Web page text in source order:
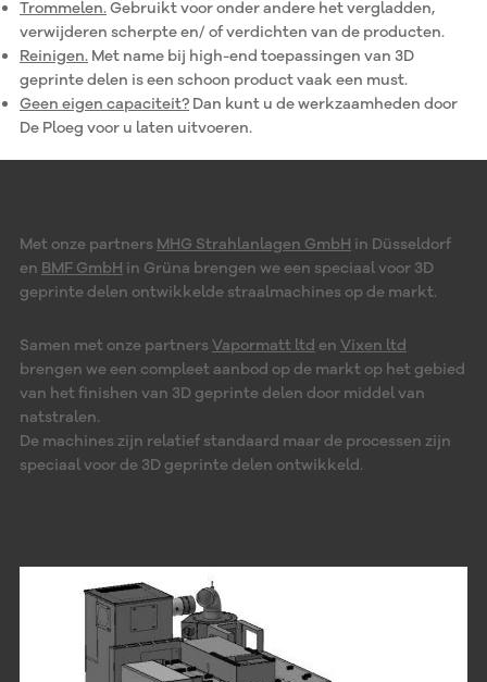
Trommelen.Gebruikt voor onder andere het vergladden,
verwijderen scherpte en/ of verdichten van de producten.
Reinigen. Met name bij high-end toepassingen van 3D
geprinte delen is een schoon product vaak een must.
Geen eigen capaciteit? Dan kunt u de werkzaamheden door
De Ploeg voor u laten uitvoeren.
Met onze partners MHG Strahlanlagen GmbH in Düsseldorf
en BMF GmbH in Grüna brengen we een speciaal voor 3D
geprinte delen ontwikkelde straalmachines op de markt.
Samen met onze partners Vapormatt ltd en Vixen ltd
brengen we een compleet aanbod op de markt op het gebied
van het finishen van 3D geprinte delen door middel van
natstralen.
De machines zijn relatief standaard maar de processen zijn
speciaal voor de 3D geprinte delen ontwikkeld.